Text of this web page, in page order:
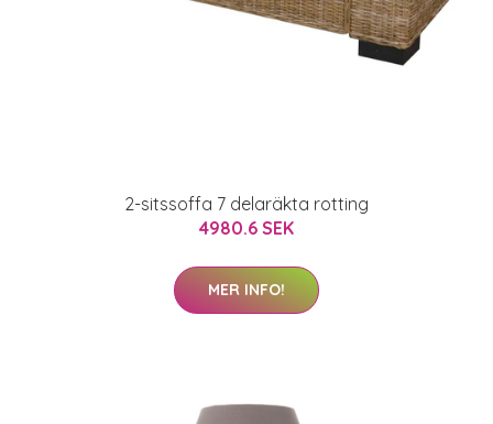
2-sitssoffa 7 delaräkta rotting
4980.6 SEK
MER INFO!